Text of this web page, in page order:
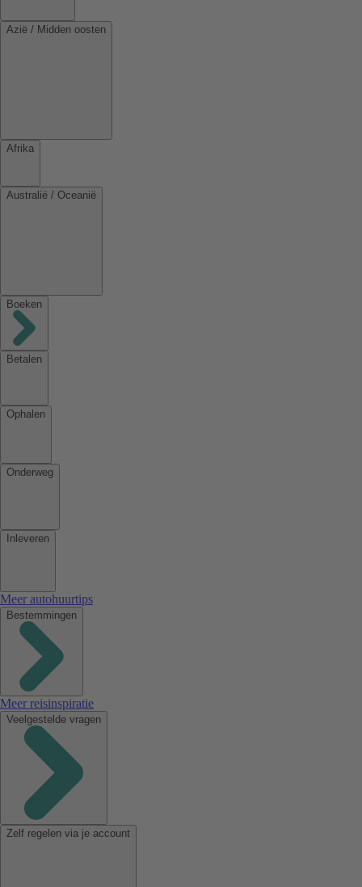
Azië / Midden oosten
Afrika
Australië / Oceanië
Boeken
Betalen
Ophalen
Onderweg
Inleveren
Meer autohuurtips
Bestemmingen
Meer reisinspiratie
Veelgestelde vragen
Zelf regelen via je account